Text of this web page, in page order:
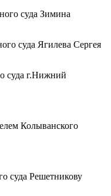
суда Зимина
суда Ягилева Сергея
суда г.Нижний
Колыванского
суда Решетникову